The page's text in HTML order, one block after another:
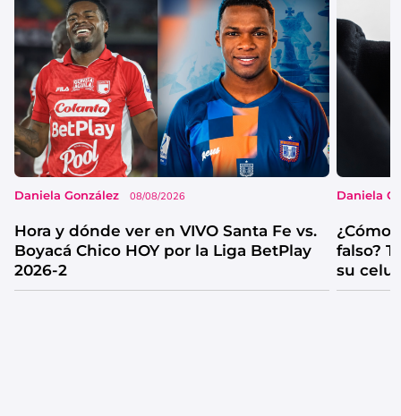
Daniela González 08/08/2026
Hora y dónde ver en VIVO Santa Fe vs.
Boyacá Chico HOY por la Liga BetPlay
2026-2
Daniela
¿Cómo
falso?
su